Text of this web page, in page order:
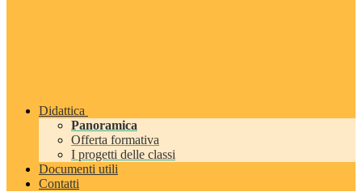
Didattica
Panoramica
Offerta formativa
I progetti delle classi
Documenti utili
Contatti